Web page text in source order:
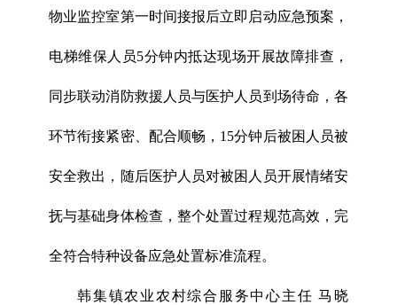
物业监控室第一时间接报后立即启动应急预案，
电梯维保人员5分钟内抵达现场开展故障排查，
同步联动消防救援人员与医护人员到场待命，各
环节衔接紧密、配合顺畅，15分钟后被困人员被
安全救出，随后医护人员对被困人员开展情绪安
抚与基础身体检查，整个处置过程规范高效，完
全符合特种设备应急处置标准流程。
韩集镇农业农村综合服务中心主任 马晓